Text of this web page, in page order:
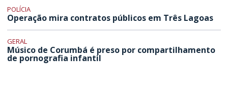
POLÍCIA
Operação mira contratos públicos em Três Lagoas
GERAL
Músico de Corumbá é preso por compartilhamento
de pornografia infantil